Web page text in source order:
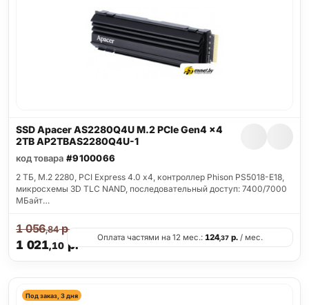
SSD Apacer AS2280Q4U M.2 PCIe Gen4 x4
2TB AP2TBAS2280Q4U-1
код товара #9100066
2 ТБ, M.2 2280, PCI Express 4.0 x4, контроллер Phison PS5018-E18,
микросхемы 3D TLC NAND, последовательный доступ: 7400/7000
МБайт…
1 021,10 р.
1 056,84р.
Оплата частями на 12 мес.: 124,37р./ мес.
Под заказ, 3 дня